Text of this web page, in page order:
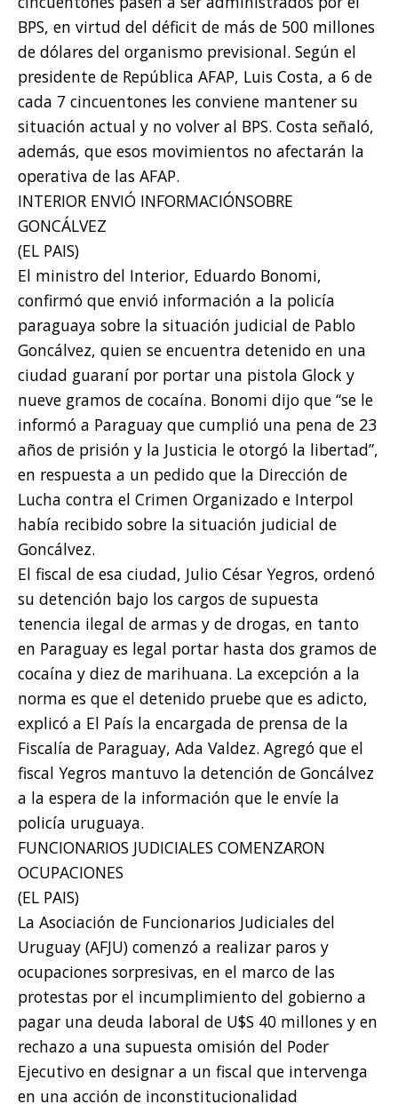
BPS, en virtud del déficit de más de 500 millones
de dólares del organismo previsional. Según el
presidente de República AFAP, Luis Costa, a 6 de
cada 7 cincuentones les conviene mantener su
situación actual y no volver al BPS. Costa señaló,
además, que esos movimientos no afectarán la
operativa de las AFAP.
INTERIOR ENVIÓ INFORMACIÓNSOBRE
GONCÁLVEZ
(EL PAIS)
El ministro del Interior, Eduardo Bonomi,
confirmó que envió información a la policía
paraguaya sobre la situación judicial de Pablo
Goncálvez, quien se encuentra detenido en una
ciudad guaraní por portar una pistola Glock y
nueve gramos de cocaína. Bonomi dijo que “se le
informó a Paraguay que cumplió una pena de 23
años de prisión y la Justicia le otorgó la libertad”,
en respuesta a un pedido que la Dirección de
Lucha contra el Crimen Organizado e Interpol
había recibido sobre la situación judicial de
Goncálvez.
El fiscal de esa ciudad, Julio César Yegros, ordenó
su detención bajo los cargos de supuesta
tenencia ilegal de armas y de drogas, en tanto
en Paraguay es legal portar hasta dos gramos de
cocaína y diez de marihuana. La excepción a la
norma es que el detenido pruebe que es adicto,
explicó a El País la encargada de prensa de la
Fiscalía de Paraguay, Ada Valdez. Agregó que el
fiscal Yegros mantuvo la detención de Goncálvez
a la espera de la información que le envíe la
policía uruguaya.
FUNCIONARIOS JUDICIALES COMENZARON
OCUPACIONES
(EL PAIS)
La Asociación de Funcionarios Judiciales del
Uruguay (AFJU) comenzó a realizar paros y
ocupaciones sorpresivas, en el marco de las
protestas por el incumplimiento del gobierno a
pagar una deuda laboral de U$S 40 millones y en
rechazo a una supuesta omisión del Poder
Ejecutivo en designar a un fiscal que intervenga
en una acción de inconstitucionalidad